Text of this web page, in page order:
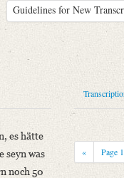
Guidelines for New
es hätte
seyn was
noch 50
« Page 1